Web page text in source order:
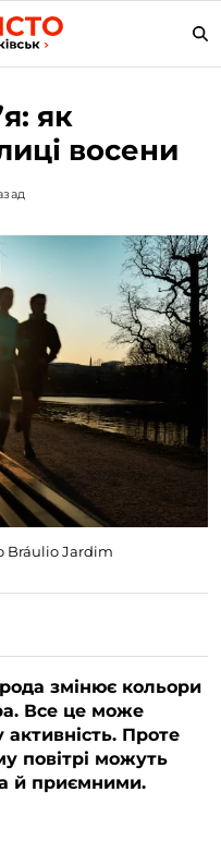
як
восени
Bráulio Jardim
змінює кольори
Все це може
Проте
повітрі можуть
й приємними.